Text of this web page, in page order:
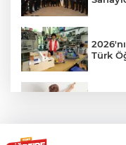
Türk